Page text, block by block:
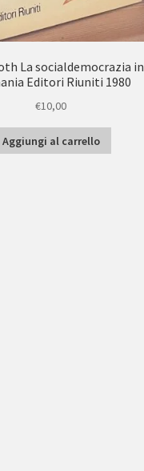
La socialdemocrazia in
Editori Riuniti 1980
€10,00
Aggiungi al carrello